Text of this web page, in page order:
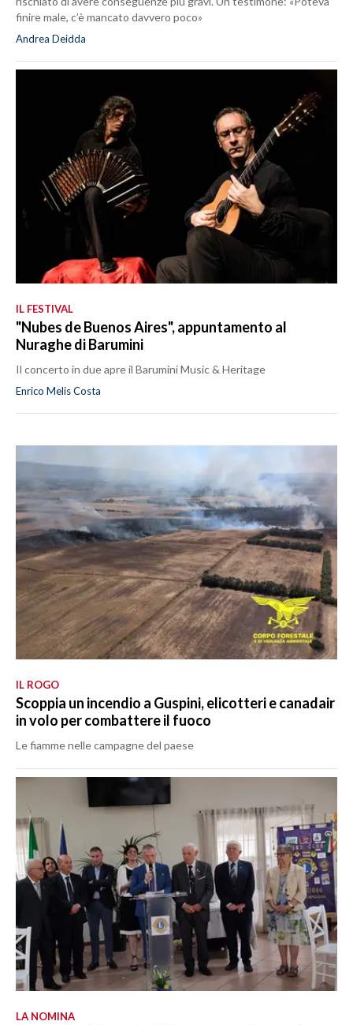
finire male, c’è mancato davvero poco»
Andrea Deidda
IL FESTIVAL
"Nubes de Buenos Aires", appuntamento al
Nuraghe di Barumini
Il concerto in due apre il Barumini Music & Heritage
Enrico Melis Costa
IL ROGO
Scoppia un incendio a Guspini, elicotteri e canadair
in volo per combattere il fuoco
Le fiamme nelle campagne del paese
LA NOMINA